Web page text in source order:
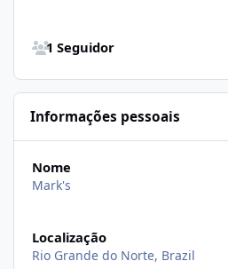
1 Seguidor
Informações pessoais
Nome
Mark's
Localização
Rio Grande do Norte, Brazil